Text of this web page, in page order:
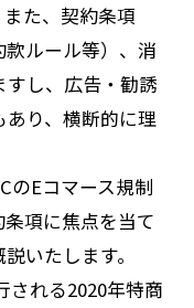
た、契約条項
款ルール等）、消
し、広告・勧誘
り、横断的に理
のEコマース規制
項に焦点を当て
いたします。
される2020年特商